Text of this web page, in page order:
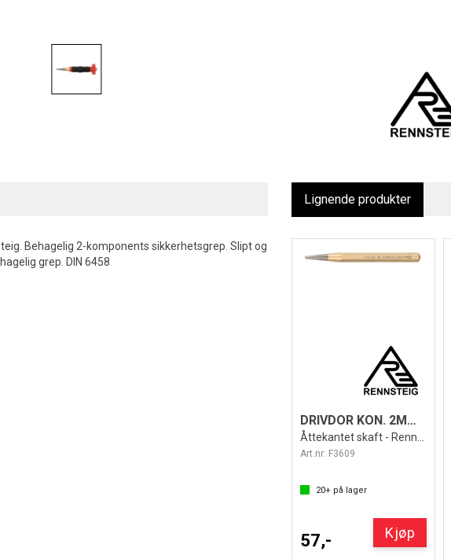
Behagelig 2-komponents sikkerhetsgrep. Slipt og
grep. DIN 6458
Lignende produkter
DRIVDOR KON. 2MM/120MM LANG
Åttekantet skaft - Rennsteig
Art.nr: F3609
20+ på lager
57,- Kjøp